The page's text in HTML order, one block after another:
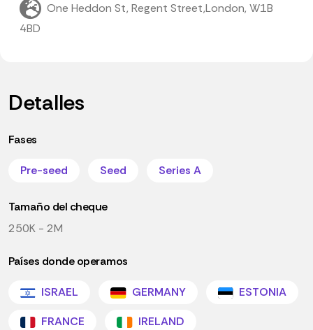
One Heddon St, Regent Street,London, W1B
4BD
Detalles
Fases
Pre-seed Seed Series A
Tamaño del cheque
250K - 2M
Países donde operamos
ISRAEL GERMANY
ESTONIA
FRANCE
IRELAND